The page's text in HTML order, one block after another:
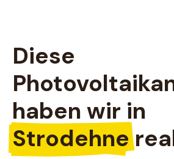
Diese
haben wir in
Strodehne